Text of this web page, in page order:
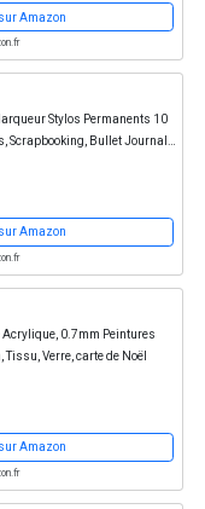
Amazon
Stylos Permanents 10
Scrapbooking, Bullet Journal,
Amazon
0.7mm Peintures
Verre, carte de Noël
Amazon